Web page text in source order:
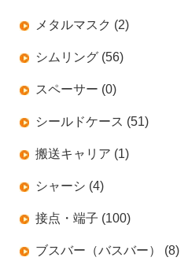
メタルマスク (2)
シムリング (56)
スペーサー (0)
シールドケース (51)
搬送キャリア (1)
シャーシ (4)
接点・端子 (100)
ブスバー（バスバー） (8)